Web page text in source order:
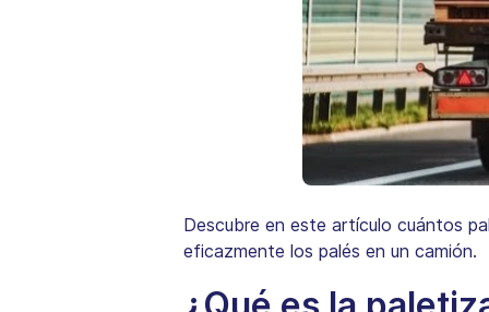
Descubre en este artículo cuántos
eficazmente los palés en un camión.